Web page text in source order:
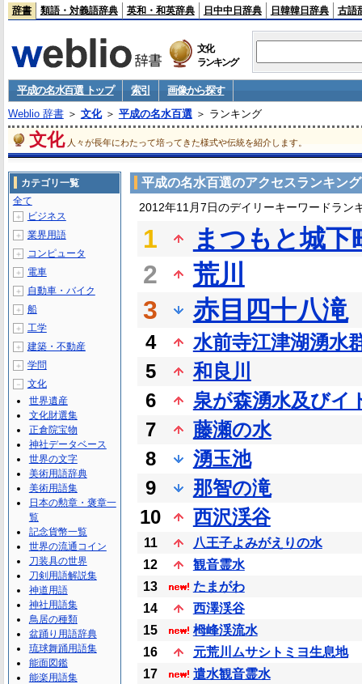
辞書 類語・対義語辞典 英和・和英辞典 日中中日辞典 日韓韓日辞典 古語
文化
ランキング
平成の名水百選 トップ 索引
画像から探す
Weblio 辞書＞ 文化＞ 平成の名水百選＞ ランキング
文化 人々が長年にわたって培ってきた様式や伝統を紹介します。
平成の名水百選のアクセスランキング
2012年11月7日のデイリーキーワードラン
1
まつもと城下
2
荒川
3
赤目四十八滝
4
水前寺江津湖湧水
5
和良川
6
泉が森湧水及びイ
7
藤瀬の水
8
湧玉池
9
那智の滝
10
西沢渓谷
11
八王子よみがえりの水
12
観音霊水
13
たまがわ
14
西澤渓谷
15
栂峰渓流水
16
元荒川ムサシトミヨ生息地
17
遣水観音霊水
カテゴリ一覧
全て
＋ ビジネス
＋ 業界用語
＋ コンピュータ
＋ 電車
＋ 自動車・バイク
＋ 船
＋ 工学
＋ 建築・不動産
＋ 学問
－
文化
世界遺産
文化財選集
正倉院宝物
神社データベース
世界の文字
美術用語辞典
美術用語集
日本の勲章・褒章一
覧
記念貨幣一覧
世界の流通コイン
刀装具の世界
刀剣用語解説集
神道用語
神社用語集
鳥居の種類
盆踊り用語辞典
琉球舞踊用語集
能面図鑑
能楽用語集